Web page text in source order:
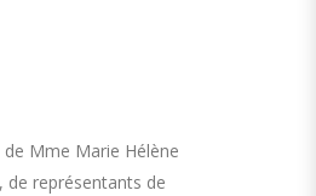
Mme Marie Hélène
de représentants de